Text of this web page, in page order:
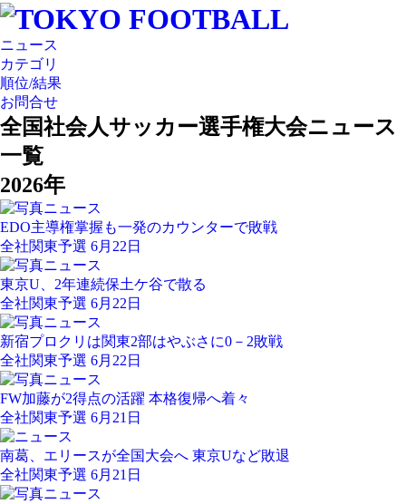
ニュース
カテゴリ
順位/結果
お問合せ
全国社会人サッカー選手権大会ニュース
一覧
2026年
EDO主導権掌握も一発のカウンターで敗戦
全社関東予選 6月22日
東京U、2年連続保土ケ谷で散る
全社関東予選 6月22日
新宿プロクリは関東2部はやぶさに0－2敗戦
全社関東予選 6月22日
FW加藤が2得点の活躍 本格復帰へ着々
全社関東予選 6月21日
南葛、エリースが全国大会へ 東京Uなど敗退
全社関東予選 6月21日